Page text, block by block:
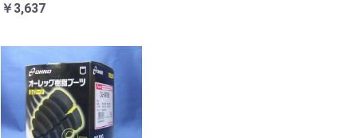
￥3,637